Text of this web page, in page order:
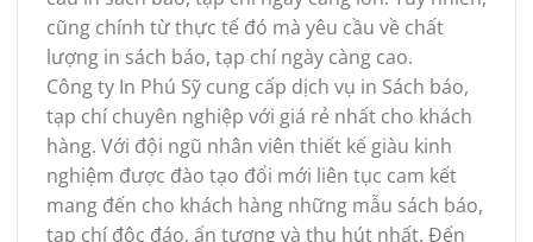
cũng chính từ thực tế đó mà yêu cầu về chất
lượng in sách báo, tạp chí ngày càng cao.
Công ty In Phú Sỹ cung cấp dịch vụ in Sách báo,
tạp chí chuyên nghiệp với giá rẻ nhất cho khách
hàng. Với đội ngũ nhân viên thiết kế giàu kinh
nghiệm được đào tạo đổi mới liên tục cam kết
mang đến cho khách hàng những mẫu sách báo,
tạp chí độc đáo, ấn tượng và thu hút nhất. Đến